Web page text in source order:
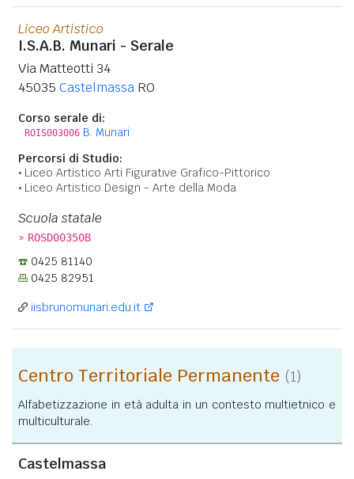
Liceo Artistico
I.S.A.B. Munari - Serale
Via Matteotti 34
45035 Castelmassa RO
Corso serale di:
ROIS003006 B. Munari
Percorsi di Studio:
Liceo Artistico Arti Figurative Grafico-Pittorico
Liceo Artistico Design - Arte della Moda
Scuola statale
» ROSD00350B
0425 81140
0425 82951
iisbrunomunari.edu.it
Centro Territoriale Permanente (1)
Alfabetizzazione in età adulta in un contesto multietnico e
multiculturale.
Castelmassa